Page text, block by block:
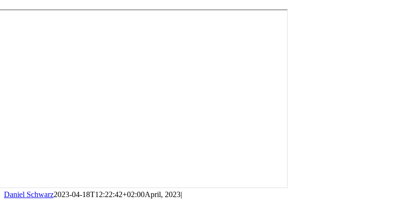
Daniel Schwarz2023-04-18T12:22:42+02:00April, 2023|